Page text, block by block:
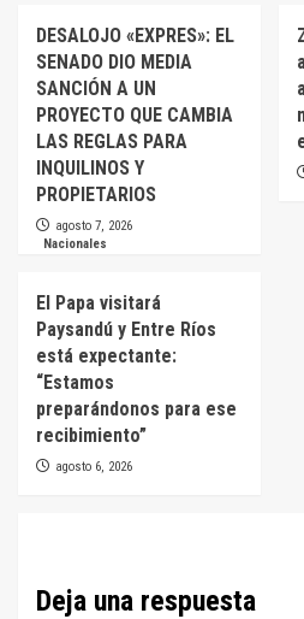
DESALOJO «EXPRES»: EL
SENADO DIO MEDIA
SANCIÓN A UN
PROYECTO QUE CAMBIA
LAS REGLAS PARA
INQUILINOS Y
PROPIETARIOS
agosto 7, 2026
Nacionales
El Papa visitará
Paysandú y Entre Ríos
está expectante:
“Estamos
preparándonos para ese
recibimiento”
agosto 6, 2026
Deja una respuesta